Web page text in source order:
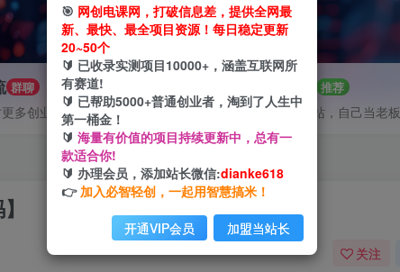
群聊
多创业项目路子。
推荐
搭建同款网站，自己当老板
关注
🎯 网创电课网，打破信息差，提供全网最
新、最快、最全项目资源！每日稳定更新
20~50个
🔰 已收录实测项目10000+，涵盖互联网所
有赛道!
🔰 已帮助5000+普通创业者，淘到了人生中
第一桶金！
🔰 海量有价值的项目持续更新中，总有一
款适合你!
🔰 办理会员，添加站长微信:dianke618
👉 加入必智轻创，一起用智慧搞米！
开通VIP会员 加盟当站长